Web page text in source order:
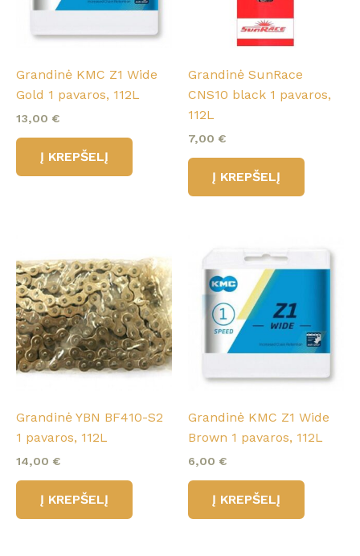
Grandinė KMC Z1 Wide
Gold 1 pavaros, 112L
13,00 €
Į KREPŠELĮ
Grandinė SunRace
CNS10 black 1 pavaros,
112L
7,00 €
Į KREPŠELĮ
Grandinė YBN BF410-S2
1 pavaros, 112L
14,00 €
Į KREPŠELĮ
Grandinė KMC Z1 Wide
Brown 1 pavaros, 112L
6,00 €
Į KREPŠELĮ